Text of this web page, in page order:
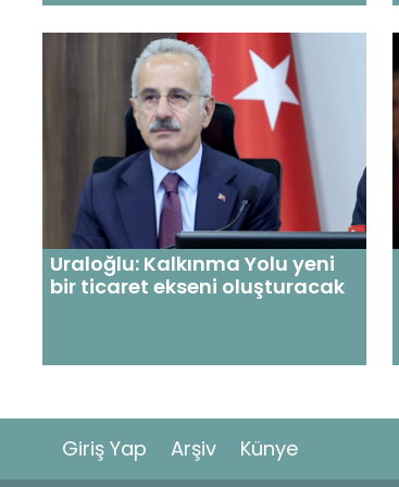
Uraloğlu: Kalkınma Yolu yeni
bir ticaret ekseni oluşturacak
Giriş Yap Arşiv Künye